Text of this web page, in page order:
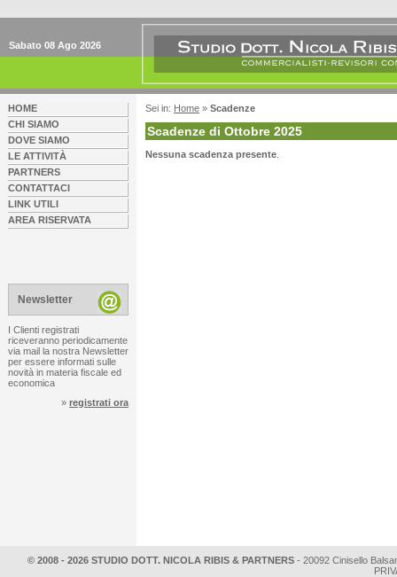
Sabato 08 Ago 2026
HOME
CHI SIAMO
DOVE SIAMO
LE ATTIVITÀ
PARTNERS
CONTATTACI
LINK UTILI
AREA RISERVATA
Newsletter
I Clienti registrati
riceveranno periodicamente
via mail la nostra Newsletter
per essere informati sulle
novità in materia fiscale ed
economica
» registrati ora
Sei in: Home » Scadenze
Scadenze di Ottobre 2025
Nessuna scadenza presente
© 2008 - 2026 STUDIO DOTT. NICOLA RIBIS & PARTNERS- 20092 Cinisello